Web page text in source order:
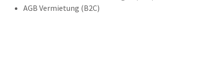
AGB Vermietung (B2C)